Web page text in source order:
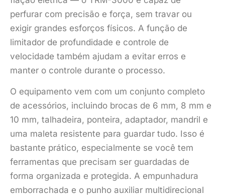
perfurar com precisão e força, sem travar ou
exigir grandes esforços físicos. A função de
limitador de profundidade e controle de
velocidade também ajudam a evitar erros e
manter o controle durante o processo.
O equipamento vem com um conjunto completo
de acessórios, incluindo brocas de 6 mm, 8 mm e
10 mm, talhadeira, ponteira, adaptador, mandril e
uma maleta resistente para guardar tudo. Isso é
bastante prático, especialmente se você tem
ferramentas que precisam ser guardadas de
forma organizada e protegida. A empunhadura
emborrachada e o punho auxiliar multidirecional